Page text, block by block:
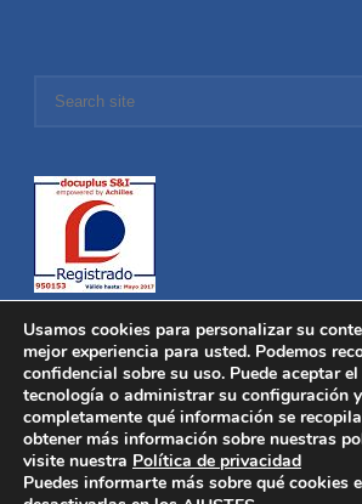
Distronica © 2016 Todos los derechos
Política de privacidad|Política
Desarrollado por
Inicio
Quiénes Somos
Usamos cookies para personalizar su
mejor experiencia para usted. Podemos
confidencial sobre su uso. Puede aceptar
tecnología o administrar su configuración
completamente qué información se
obtener más información sobre nuestras
visite nuestra Política de privacidad
Puedes informarte más sobre qué cookies